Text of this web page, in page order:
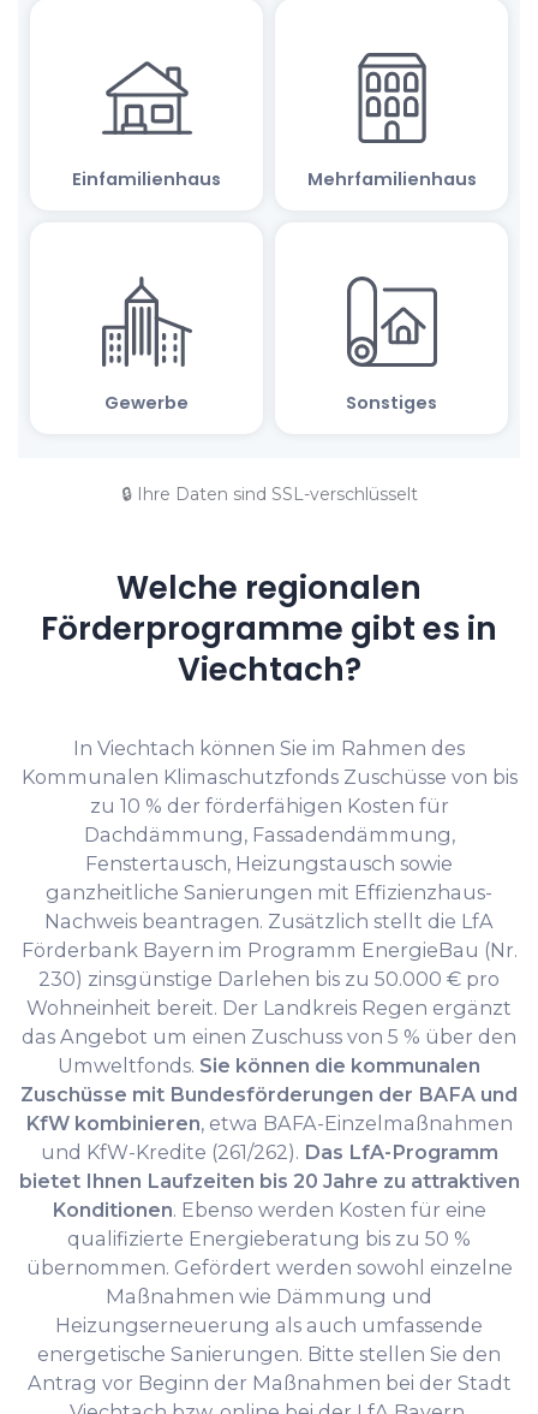
🔒 Ihre Daten sind SSL-verschlüsselt
Welche regionalen
Förderprogramme gibt es in
Viechtach?
In Viechtach können Sie im Rahmen des
Kommunalen Klimaschutzfonds Zuschüsse von bis
zu 10 % der förderfähigen Kosten für
Dachdämmung, Fassadendämmung,
Fenstertausch, Heizungstausch sowie
ganzheitliche Sanierungen mit Effizienzhaus-
Nachweis beantragen. Zusätzlich stellt die LfA
Förderbank Bayern im Programm EnergieBau (Nr.
230) zinsgünstige Darlehen bis zu 50.000 € pro
Wohneinheit bereit. Der Landkreis Regen ergänzt
das Angebot um einen Zuschuss von 5 % über den
Umweltfonds. Sie können die kommunalen
Zuschüsse mit Bundesförderungen der BAFA und
KfW kombinieren, etwa BAFA-Einzelmaßnahmen
und KfW-Kredite (261/262). Das LfA-Programm
bietet Ihnen Laufzeiten bis 20 Jahre zu attraktiven
Konditionen. Ebenso werden Kosten für eine
qualifizierte Energieberatung bis zu 50 %
übernommen. Gefördert werden sowohl einzelne
Maßnahmen wie Dämmung und
Heizungserneuerung als auch umfassende
energetische Sanierungen. Bitte stellen Sie den
Antrag vor Beginn der Maßnahmen bei der Stadt